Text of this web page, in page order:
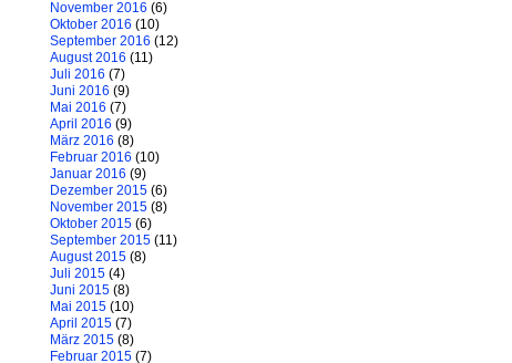
November 2016 (6)
Oktober 2016 (10)
September 2016 (12)
August 2016 (11)
Juli 2016 (7)
Juni 2016 (9)
Mai 2016 (7)
April 2016 (9)
März 2016 (8)
Februar 2016 (10)
Januar 2016 (9)
Dezember 2015 (6)
November 2015 (8)
Oktober 2015 (6)
September 2015 (11)
August 2015 (8)
Juli 2015 (4)
Juni 2015 (8)
Mai 2015 (10)
April 2015 (7)
März 2015 (8)
Februar 2015 (7)